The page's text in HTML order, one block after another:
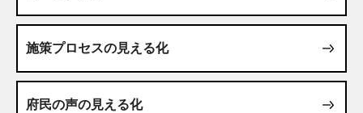
施策プロセスの見える化
府民の声の見える化